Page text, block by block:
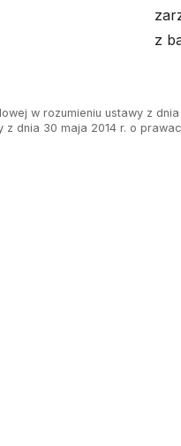
z
w rozumieniu ustawy z
dnia 30 maja 2014 r. o